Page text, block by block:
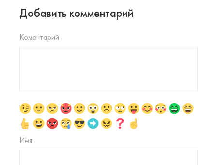
Добавить комментарий
Коментарий
Имя